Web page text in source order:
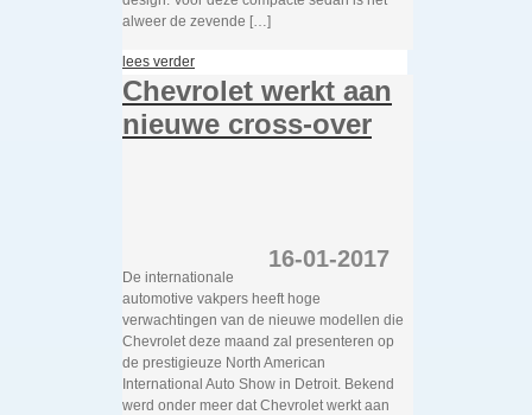
alweer de zevende […]
lees verder
Chevrolet werkt aan
nieuwe cross-over
16-01-2017
De internationale
automotive vakpers heeft hoge
verwachtingen van de nieuwe modellen die
Chevrolet deze maand zal presenteren op
de prestigieuze North American
International Auto Show in Detroit. Bekend
werd onder meer dat Chevrolet werkt aan